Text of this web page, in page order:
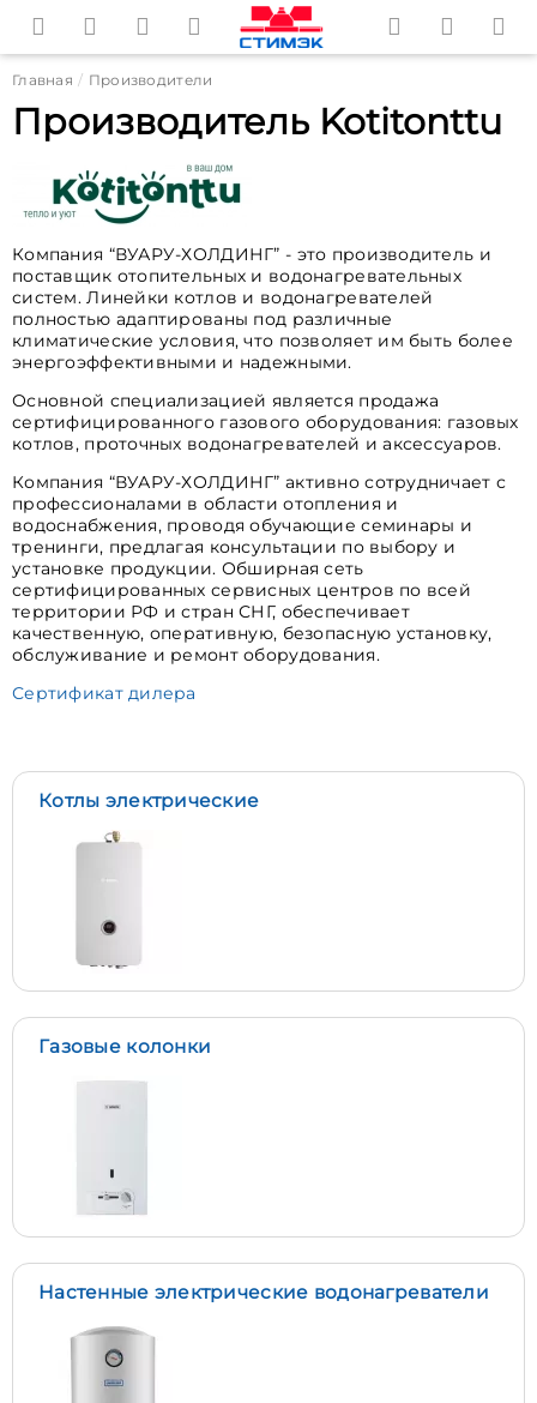
Главная Производители
Производитель Kotitonttu
Компания “ВУАРУ-ХОЛДИНГ” - это производитель и
поставщик отопительных и водонагревательных
систем. Линейки котлов и водонагревателей
полностью адаптированы под различные
климатические условия, что позволяет им быть более
энергоэффективными и надежными.
Основной специализацией является продажа
сертифицированного газового оборудования: газовых
котлов, проточных водонагревателей и аксессуаров.
Компания “ВУАРУ-ХОЛДИНГ” активно сотрудничает с
профессионалами в области отопления и
водоснабжения, проводя обучающие семинары и
тренинги, предлагая консультации по выбору и
установке продукции. Обширная сеть
сертифицированных сервисных центров по всей
территории РФ и стран СНГ, обеспечивает
качественную, оперативную, безопасную установку,
обслуживание и ремонт оборудования.
Сертификат дилера
Котлы электрические
Газовые колонки
Настенные электрические водонагреватели